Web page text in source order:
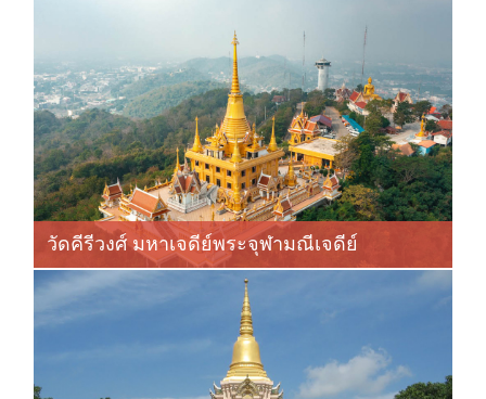
วัดคีรีวงศ์ มหาเจดีย์พระจุฬามณีเจดีย์